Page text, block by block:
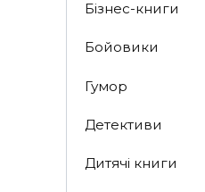
Бізнес-книги
Бойовики
Гумор
Детективи
Дитячі книги